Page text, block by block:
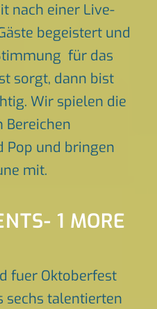
nach einer Live-
begeistert und
für das
sorgt, dann bist
Wir spielen die
Bereichen
Pop und bringen
mit.
1 MORE
fuer Oktoberfest
sechs talentierten